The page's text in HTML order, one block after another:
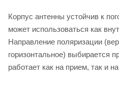
Корпус антенны устойчив к
может использоваться как
Направление поляризации
горизонтальное) выбирается
работает как на прием, так и